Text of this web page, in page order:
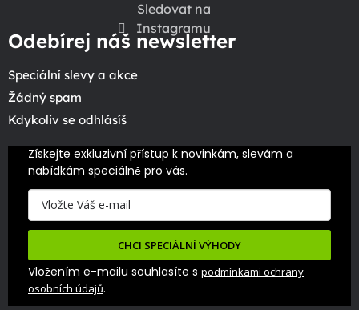
Sledovat na
Instagramu
Odebírej náš newsletter
Speciální slevy a akce
Žádný spam
Kdykoliv se odhlásíš
Získejte exkluzivní přístup k novinkám, slevám a
nabídkám speciálně pro vás.
CHCI SPECIÁLNÍ VÝHODY
Vložením e-mailu souhlasíte s podmínkami ochrany
osobních údajů.